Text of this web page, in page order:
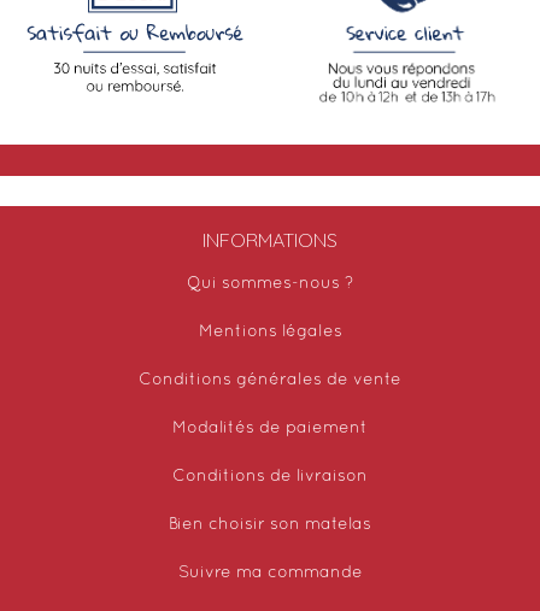
INFORMATIONS
Qui sommes-nous ?
Mentions légales
Conditions générales de vente
Modalités de paiement
Conditions de livraison
Bien choisir son matelas
Suivre ma commande